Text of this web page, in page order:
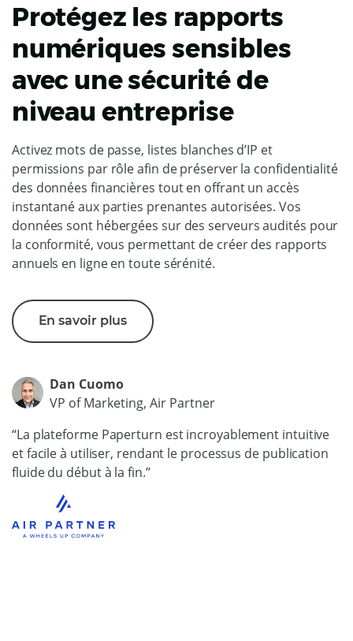
Protégez les rapports
numériques sensibles
avec une sécurité de
niveau entreprise
Activez mots de passe, listes blanches d’IP et
permissions par rôle afin de préserver la confidentialité
des données financières tout en offrant un accès
instantané aux parties prenantes autorisées. Vos
données sont hébergées sur des serveurs audités pour
la conformité, vous permettant de créer des rapports
annuels en ligne en toute sérénité.
En savoir plus
Dan Cuomo
VP of Marketing, Air Partner
“La plateforme Paperturn est incroyablement intuitive
et facile à utiliser, rendant le processus de publication
fluide du début à la fin.”